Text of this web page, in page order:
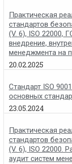
Практическая
стандартов
(V. 6), ISO 22000,
внедрение,
менеджмента на
20.02.2025
Стандарт ISO
основных
23.05.2024
Практическая
стандартов
(V. 6), ISO 22000.
аудит систем